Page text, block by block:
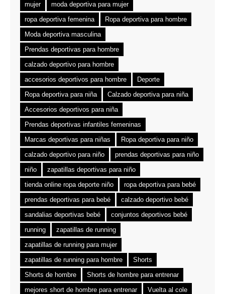
mujer
moda deportiva para mujer
ropa deportiva femenina
Ropa deportiva para hombre
Moda deportiva masculina
Prendas deportivas para hombre
calzado deportivo para hombre
accesorios deportivos para hombre
Deporte
Ropa deportiva para niña
Calzado deportiva para niña
Accesorios deportivos para niña
Prendas deportivas infantiles femeninas
Marcas deportivas para niñas
Ropa deportiva para niño
calzado deportivo para niño
prendas deportivas para niño
niño
zapatillas deportivas para niño
tienda online ropa deporte niño
ropa deportiva para bebé
prendas deportivas para bebé
calzado deportivo bebé
sandalias deportivas bebé
conjuntos deportivos bebé
running
zapatillas de running
zapatillas de running para mujer
zapatillas de running para hombre
Shorts
Shorts de hombre
Shorts de hombre para entrenar
mejores short de hombre para entrenar
Vuelta al cole